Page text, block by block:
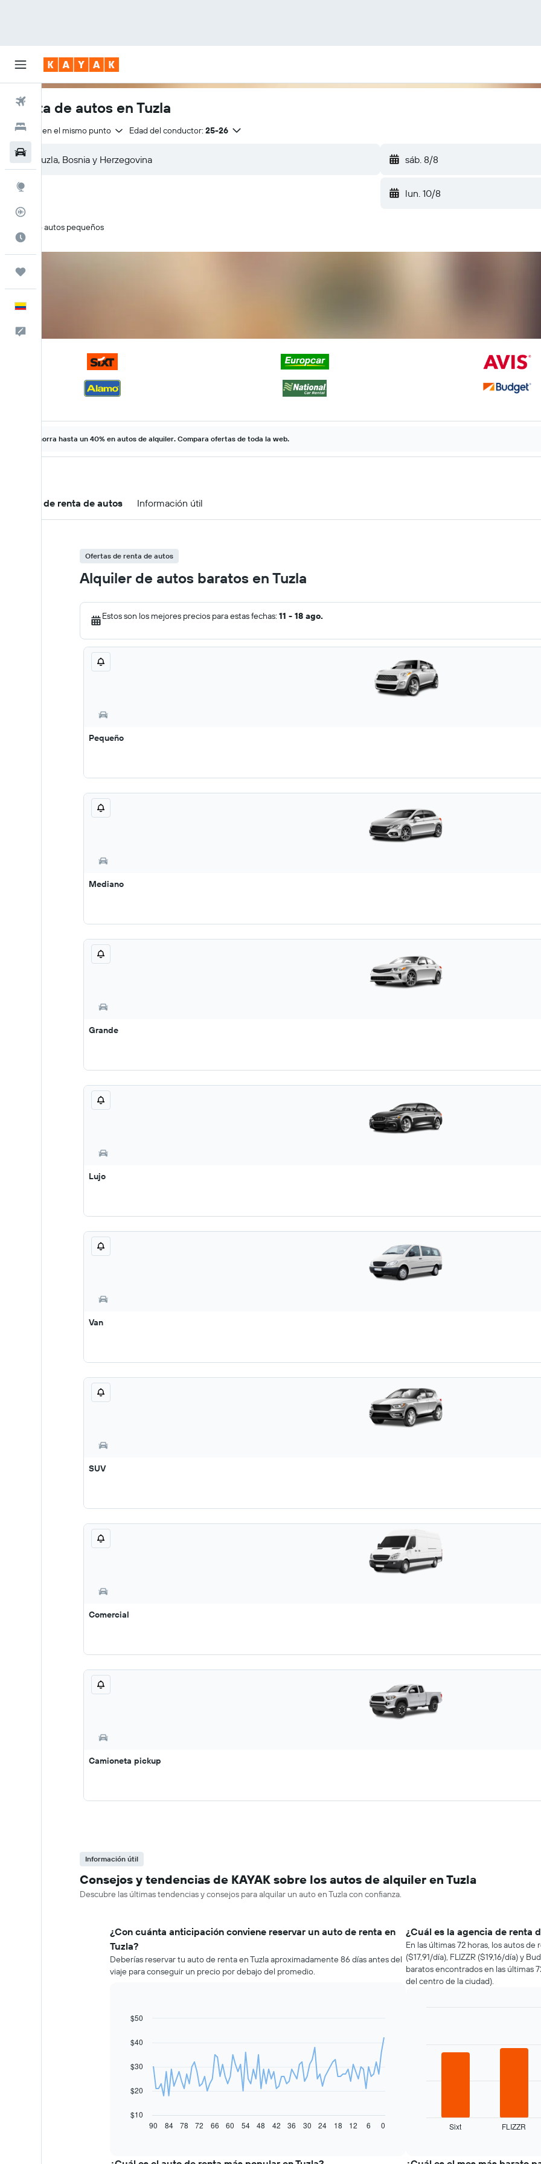
Vuelos
Hoteles
Renta de autos en Tuzla
Entrega en el mismo punto Edad del conductor: 25-26
sáb. 8/8
lun. 10/8
Solo autos pequeños
Ahorra hasta un 40% en autos de alquiler. Compara ofertas de toda la web.
Ofertas de renta de autos Información útil
Ofertas de renta de autos
Alquiler de autos baratos en Tuzla
Estos son los mejores precios para estas fechas: 11 - 18 ago.
Pequeño
Mediano
Grande
Lujo
Van
SUV
Comercial
Camioneta pickup
Información útil
Consejos y tendencias de KAYAK sobre los autos de alquiler en Tuzla
Descubre las últimas tendencias y consejos para alquilar un auto en Tuzla con confianza.
¿Con cuánta anticipación conviene reservar un auto de renta en
Tuzla?
Deberías reservar tu auto de renta en Tuzla aproximadamente 86 días antes del
viaje para conseguir un precio por debajo del promedio.
Line
91
points.
El
gráfico
muestra
el
Chart
$10
$20
$30
$40
$50
90 60 30 0
84 78 72 66 54 48 42 36 24 18 12 6
¿Cuál es la agencia de renta
En las últimas 72 horas, los autos
($17,91/día), FLIZZR ($19,16/día) y
baratos encontrados en las últimas
del centro de la ciudad).
muestra
Sixt FLIZZR